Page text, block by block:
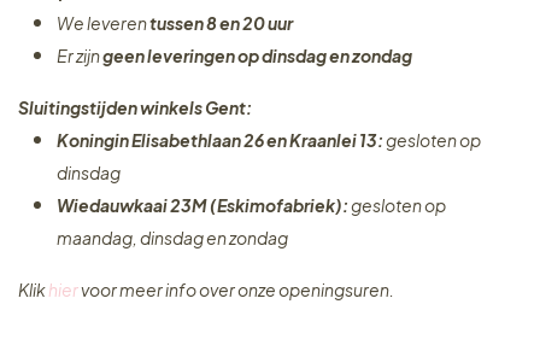
We leverentussen 8 en 20 uur
Er zijngeen leveringenop dinsdag en zondag
Sluitingstijden winkels Gent:
Koningin Elisabethlaan 26 en Kraanlei 13:gesloten op
dinsdag
Wiedauwkaai 23M (Eskimofabriek):gesloten op
maandag, dinsdag en zondag
Klikhiervoor meer info over onze openingsuren.